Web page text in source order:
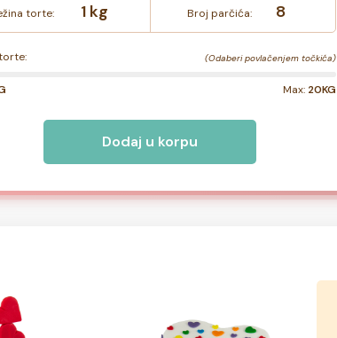
torte: 1 kg Broj parčića: 8
(Odaberi povlačenjem točkića)
Max: 20KG
Dodaj u korpu